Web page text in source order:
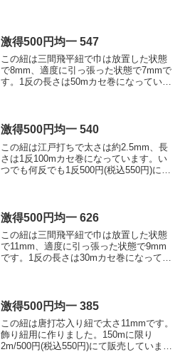
激得500円均一 547
この紐は三間飛平紐で巾は放置した状態
で8mm、適度に引っ張った状態で7mmで
す。1反の長さは50mカセ巻になっていま
激得500円均一 540
この紐は江戸打ちで太さは約2.5mm、長
さは1反100mカセ巻になっています。い
つでも何反でも1反500円(税込550円)にて
激得500円均一 626
この紐は三間飛平紐で巾は放置した状態
で11mm、適度に引っ張った状態で9mm
です。1反の長さは30mカセ巻になってい
激得500円均一 385
この紐は唐打芯入り紐で太さ11mmです。
飾り紐用に作りました。150mに限り
2m/500円(税込550円)にて販売していま